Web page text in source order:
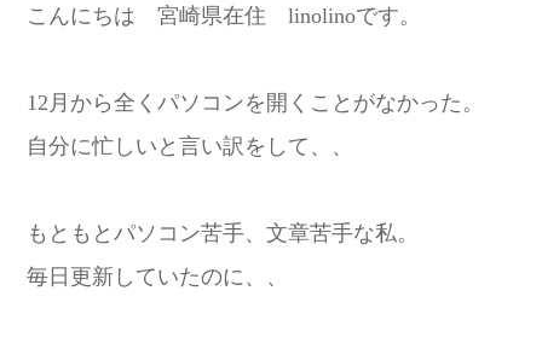
こんにちは 宮崎県在住 linolinoです。
12月から全くパソコンを開くことがなかった。
自分に忙しいと言い訳をして、、
もともとパソコン苦手、文章苦手な私。
毎日更新していたのに、、